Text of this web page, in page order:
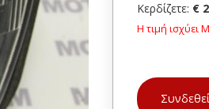
Κερδίζετε: €
Η τιμή